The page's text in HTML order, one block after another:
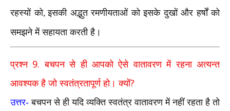
रहस्यों को,इसकी अद्भुत रमणीयताओं को इसके दुखों और हर्षों को
समझने में सहायता करती है।
प्रश्न 9.बचपन से ही आपको ऐसे वातावरण में रहना अत्यन्त
आवश्यक है जो स्वतंत्रतापूर्ण हो। क्यों?
उत्तर- बचपन से ही यदि व्यक्ति स्वतंत्र वातावरण में नहीं रहता है तो